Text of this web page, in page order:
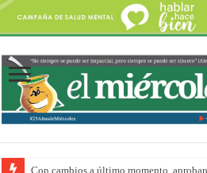
Con cambios a último momento,
Del viernes 7 al domingo 9 de agosto: la